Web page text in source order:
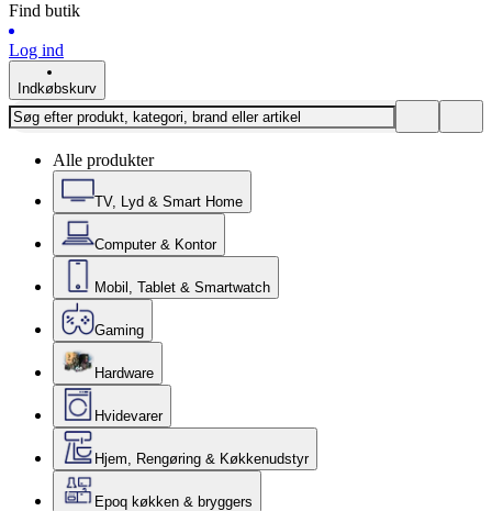
Find butik
Log ind
Indkøbskurv
Alle produkter
TV, Lyd & Smart Home
Computer & Kontor
Mobil, Tablet & Smartwatch
Gaming
Hardware
Hvidevarer
Hjem, Rengøring & Køkkenudstyr
Epoq køkken & bryggers